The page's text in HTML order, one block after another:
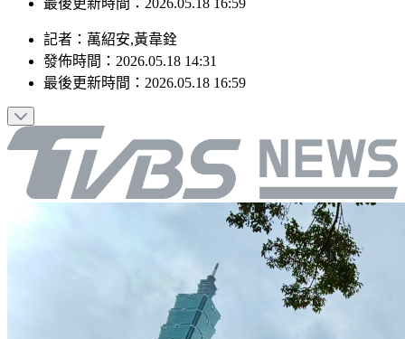
最後更新時間：2026.05.18 16:59
記者 ： 萬紹安,黃韋銓
發佈時間： 2026.05.18 14:31
最後更新時間： 2026.05.18 16:59